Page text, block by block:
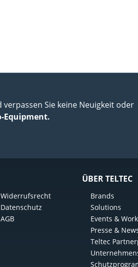
verpassen Sie keine Neuigkeit oder
Equipment.
Widerrufsrecht
Datenschutz
AGB
ÜBER TELTEC
Brands
Solutions
Events &
Presse &
Teltec